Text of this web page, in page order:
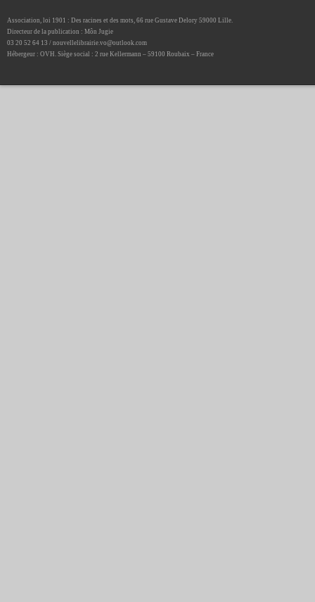
Association, loi 1901 : Des racines et des mots, 66 rue Gustave Delory 59000 Lille.
Directeur de la publication : Môn Jugie
03 20 52 64 13 / nouvellelibrairie.vo@outlook.com
Hébergeur : OVH. Siège social : 2 rue Kellermann – 59100 Roubaix – France